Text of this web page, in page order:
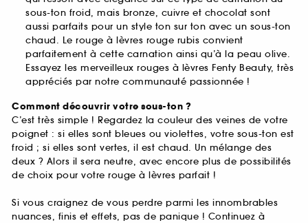
sous-ton froid, mais bronze, cuivre et chocolat sont
aussi parfaits pour un style ton sur ton avec un sous-ton
chaud. Le rouge à lèvres rouge rubis convient
parfaitement à cette carnation ainsi qu’à la peau olive.
Essayez les merveilleux rouges à lèvres Fenty Beauty, très
appréciés par notre communauté passionnée !
Comment découvrir votre sous-ton ?
C’est très simple ! Regardez la couleur des veines de votre
poignet : si elles sont bleues ou violettes, votre sous-ton est
froid ; si elles sont vertes, il est chaud. Un mélange des
deux ? Alors il sera neutre, avec encore plus de possibilités
de choix pour votre rouge à lèvres parfait !
Si vous craignez de vous perdre parmi les innombrables
nuances, finis et effets, pas de panique ! Continuez à